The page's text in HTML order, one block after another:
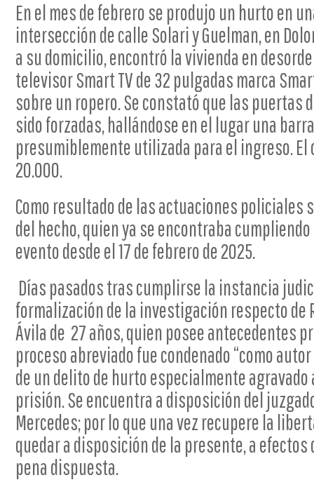
En el mes de febrero se produjo un hurto en
intersección de calle Solari y Guelman, en
a su domicilio, encontró la vivienda en
televisor Smart TV de 32 pulgadas marca
sobre un ropero. Se constató que las puertas
sido forzadas, hallándose en el lugar una
presumiblemente utilizada para el ingreso. El
20.000.
Como resultado de las actuaciones
del hecho, quien ya se encontraba
evento desde el 17 de febrero de 2025.
Días pasados tras cumplirse la instancia
formalización de la investigación respecto de
Ávila de 27 años, quien posee antecedentes
proceso abreviado fue condenado “como
de un delito de hurto especialmente agravado
prisión. Se encuentra a disposición del
Mercedes; por lo que una vez recupere la
quedar a disposición de la presente, a
pena dispuesta.